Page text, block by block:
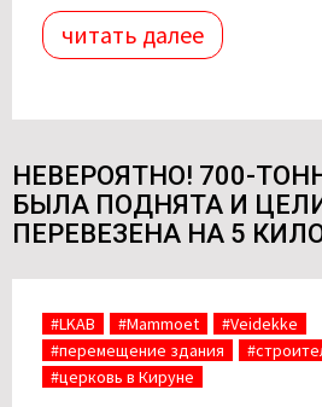
читать далее
НЕВЕРОЯТНО! 700-
БЫЛА ПОДНЯТА И
ПЕРЕВЕЗЕНА НА 5
#LKAB #Mammoet
#Veidekke
#перемещение здания
#церковь в Кируне